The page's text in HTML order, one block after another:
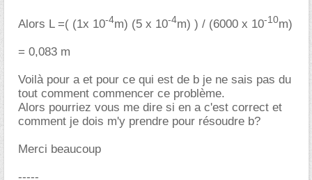
Alors L =( (1x 10-4m) (5 x 10-4m) ) / (6000 x 10-10m)
= 0,083 m
Voilà pour a et pour ce qui est de b je ne sais pas du
tout comment commencer ce problème.
Alors pourriez vous me dire si en a c'est correct et
comment je dois m'y prendre pour résoudre b?
Merci beaucoup
-----